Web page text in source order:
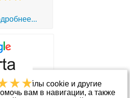
файлы cookie и другие
вам в навигации, а также